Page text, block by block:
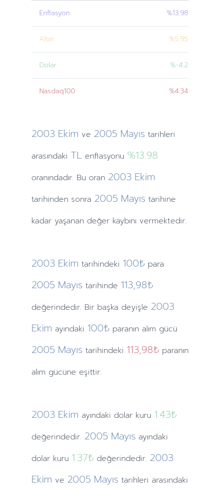
Enflasyon %13.98
Altın %5.95
Dolar %-4.2
Nasdaq100 %4.34
2003 Ekim ve 2005 Mayıs tarihleri
arasındaki TLenflasyonu %13.98
oranındadır. Bu oran 2003 Ekim
tarihindensonra 2005 Mayıs tarihine
kadar yaşanan değer kaybını vermektedir.
2003 Ekim tarihindeki 100₺ para
2005 Mayıs tarihinde 113,98₺
değerindedir. Bir başka deyişle 2003
Ekim ayındaki 100₺ paranın alım gücü
2005 Mayıs tarihindeki 113,98₺ paranın
alım gücüne eşittir.
2003 Ekim ayındaki dolar kuru 1.43₺
değerindedir. 2005 Mayıs ayındaki
dolar kuru 1.37₺değerindedir. 2003
Ekim ve 2005 Mayıs tarihleri arasındaki